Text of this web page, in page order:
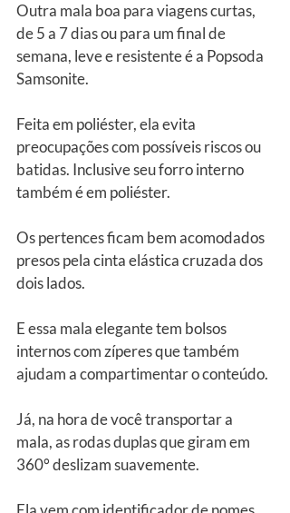
Outra mala boa para viagens curtas,
de 5 a 7 dias ou para um final de
semana, leve e resistente é a Popsoda
Samsonite.
Feita em poliéster, ela evita
preocupações com possíveis riscos ou
batidas. Inclusive seu forro interno
também é em poliéster.
Os pertences ficam bem acomodados
presos pela cinta elástica cruzada dos
dois lados.
E essa mala elegante tem bolsos
internos com zíperes que também
ajudam a compartimentar o conteúdo.
Já, na hora de você transportar a
mala, as rodas duplas que giram em
360° deslizam suavemente.